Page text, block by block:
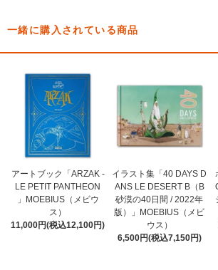
一緒に購入されている商品
アートブック「ARZAK -
LE PETIT PANTHEON
」MOEBIUS（メビウ
ス）
11,000円(税込12,100円)
イラスト集「40 DAYS D
ANS LE DESERT B（B
砂漠の40日間 / 2022年
版）」MOEBIUS（メビ
ウス）
6,500円(税込7,150円)